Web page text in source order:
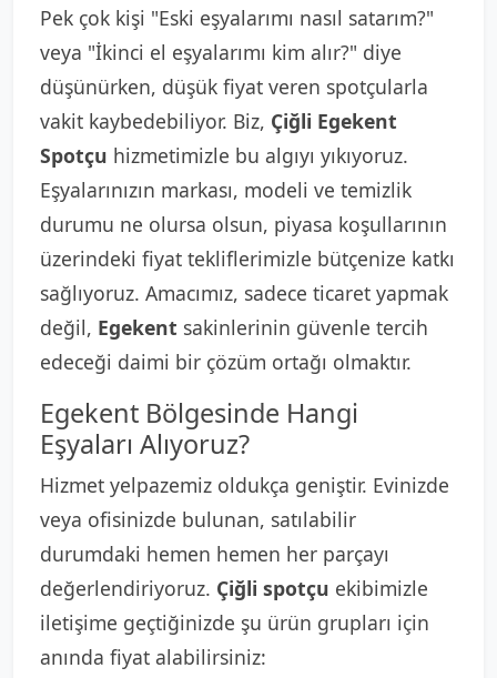
Pek çok kişi "Eski eşyalarımı nasıl satarım?"
veya "İkinci el eşyalarımı kim alır?" diye
düşünürken, düşük fiyat veren spotçularla
vakit kaybedebiliyor. Biz, Çiğli Egekent
Spotçu hizmetimizle bu algıyı yıkıyoruz.
Eşyalarınızın markası, modeli ve temizlik
durumu ne olursa olsun, piyasa koşullarının
üzerindeki fiyat tekliflerimizle bütçenize katkı
sağlıyoruz. Amacımız, sadece ticaret yapmak
değil, Egekent sakinlerinin güvenle tercih
edeceği daimi bir çözüm ortağı olmaktır.
Egekent Bölgesinde Hangi
Eşyaları Alıyoruz?
Hizmet yelpazemiz oldukça geniştir. Evinizde
veya ofisinizde bulunan, satılabilir
durumdaki hemen hemen her parçayı
değerlendiriyoruz. Çiğli spotçu ekibimizle
iletişime geçtiğinizde şu ürün grupları için
anında fiyat alabilirsiniz: